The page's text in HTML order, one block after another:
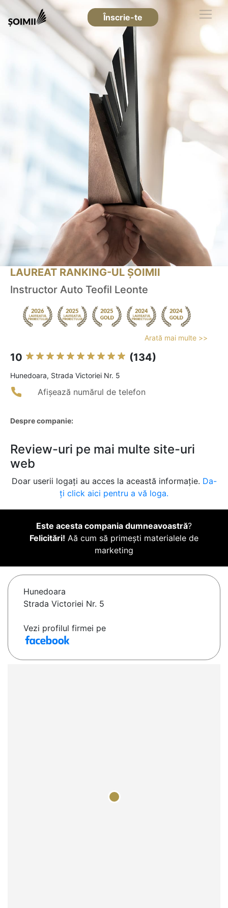
Înscrie-te
LAUREAT RANKING-UL ȘOIMII
Instructor Auto Teofil Leonte
Arată mai multe >>
10 (134)
Hunedoara, Strada Victoriei Nr. 5
Afișează numărul de telefon
Despre companie:
Review-uri pe mai multe site-uri
web
Doar userii logați au acces la această informație. Da-
ți click aici pentru a vă loga.
Este acesta compania dumneavoastră?
Felicitări! Aă cum să primești materialele de
marketing
Hunedoara
Strada Victoriei Nr. 5
Vezi profilul firmei pe